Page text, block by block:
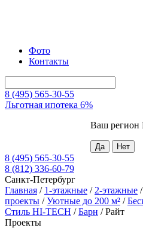
Фото
Контакты
8 (495) 565-30-55
Льготная ипотека 6%
Ваш регион
8 (495) 565-30-55
8 (812) 336-60-79
Санкт-Петербург
Главная / 1-этажные / 2-этажные /
проекты /Уютные до 200 м² /
Стиль HI-TECH /Барн /Райт
Проекты